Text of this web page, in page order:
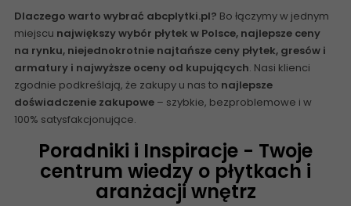
Dlaczego warto wybrać abcplytki.pl? Bo łączymy w jednym
miejscu największy wybór płytek w Polsce, najlepsze ceny
na rynku, niejednokrotnie najtańsze ceny płytek, gresów i
armatury i najwyższe oceny od kupujących. Nasi klienci
zgodnie podkreślają, że zakupy u nas to najlepsze
doświadczenie zakupowe – szybkie, bezproblemowe i w
100% satysfakcjonujące.
Poradniki i Inspiracje - Twoje
centrum wiedzy o płytkach i
aranżacji wnętrz